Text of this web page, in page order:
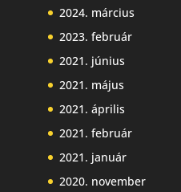
2024. március
2023. február
2021. június
2021. május
2021. április
2021. február
2021. január
2020. november